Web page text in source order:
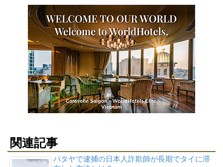
関連記事
パタヤで逮捕の日本人詐欺師が長期でタイに滞